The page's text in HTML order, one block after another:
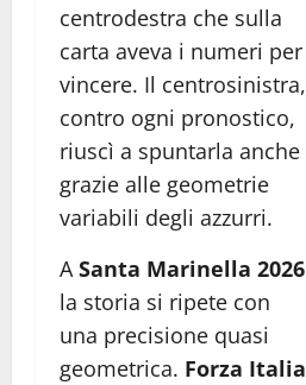
centrodestra che sulla
carta aveva i numeri per
vincere. Il centrosinistra,
contro ogni pronostico,
riuscì a spuntarla anche
grazie alle geometrie
variabili degli azzurri.
A Santa Marinella 2026
la storia si ripete con
una precisione quasi
geometrica. Forza Italia